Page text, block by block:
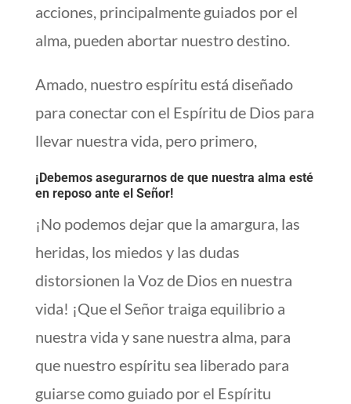
acciones, principalmente guiados por el
alma, pueden abortar nuestro destino.
Amado, nuestro espíritu está diseñado
para conectar con el Espíritu de Dios para
llevar nuestra vida, pero primero,
¡Debemos asegurarnos de que nuestra alma esté
en reposo ante el Señor!
¡No podemos dejar que la amargura, las
heridas, los miedos y las dudas
distorsionen la Voz de Dios en nuestra
vida! ¡Que el Señor traiga equilibrio a
nuestra vida y sane nuestra alma, para
que nuestro espíritu sea liberado para
guiarse como guiado por el Espíritu